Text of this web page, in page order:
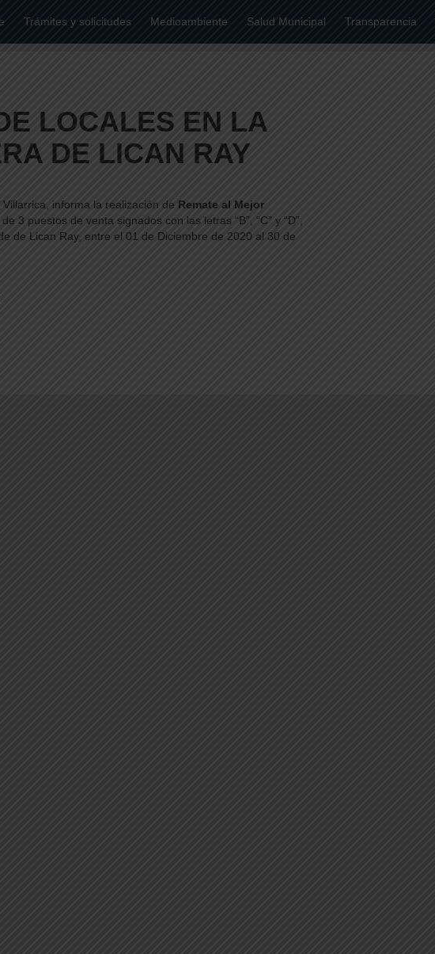
Trámites y solicitudes Medioambiente Salud Municipal Transparencia
LOCALES EN LA
DE LICAN RAY
informa la realización de Remate al Mejor
3 puestos de venta signados con las letras “B”, “C” y “D”,
de Lican Ray, entre el 01 de Diciembre de 2020 al 30 de